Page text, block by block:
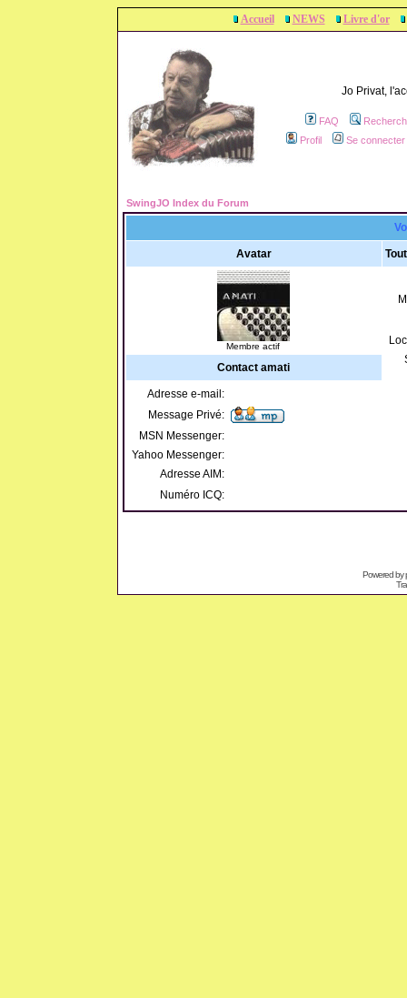
Accueil NEWS Livre d'or
Jo Privat,
FAQ
Profil
Se
SwingJO Index du Forum
Avatar
Membre actif
Contact amati
Adresse e-mail:
Message Privé:
MSN Messenger:
Yahoo Messenger:
Adresse AIM:
Numéro ICQ:
Powered by